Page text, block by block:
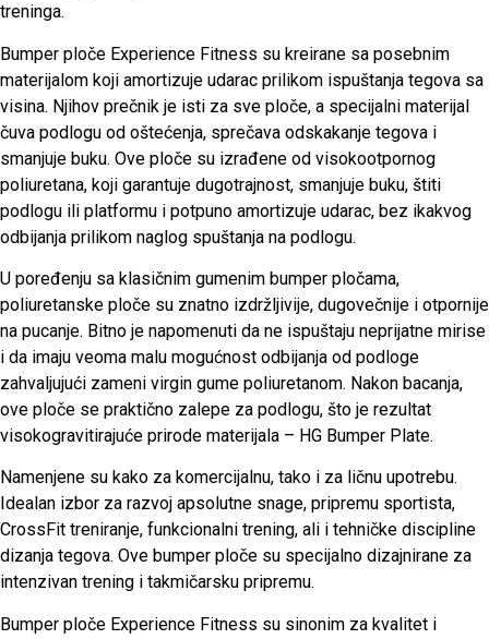
treninga.
Bumper ploče Experience Fitness su kreirane sa posebnim
materijalom koji amortizuje udarac prilikom ispuštanja tegova sa
visina. Njihov prečnik je isti za sve ploče, a specijalni materijal
čuva podlogu od oštećenja, sprečava odskakanje tegova i
smanjuje buku. Ove ploče su izrađene od visokootpornog
poliuretana, koji garantuje dugotrajnost, smanjuje buku, štiti
podlogu ili platformu i potpuno amortizuje udarac, bez ikakvog
odbijanja prilikom naglog spuštanja na podlogu.
U poređenju sa klasičnim gumenim bumper pločama,
poliuretanske ploče su znatno izdržljivije, dugovečnije i otpornije
na pucanje. Bitno je napomenuti da ne ispuštaju neprijatne mirise
i da imaju veoma malu mogućnost odbijanja od podloge
zahvaljujući zameni virgin gume poliuretanom. Nakon bacanja,
ove ploče se praktično zalepe za podlogu, što je rezultat
visokogravitirajuće prirode materijala – HG Bumper Plate.
Namenjene su kako za komercijalnu, tako i za ličnu upotrebu.
Idealan izbor za razvoj apsolutne snage, pripremu sportista,
CrossFit treniranje, funkcionalni trening, ali i tehničke discipline
dizanja tegova. Ove bumper ploče su specijalno dizajnirane za
intenzivan trening i takmičarsku pripremu.
Bumper ploče Experience Fitness su sinonim za kvalitet i